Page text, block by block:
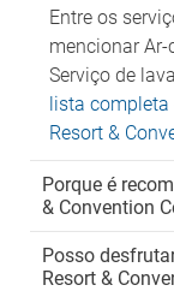
Entre os
mencionar
Serviço de
lista completa
Resort &
Porque é
& Convention
Posso
Resort &